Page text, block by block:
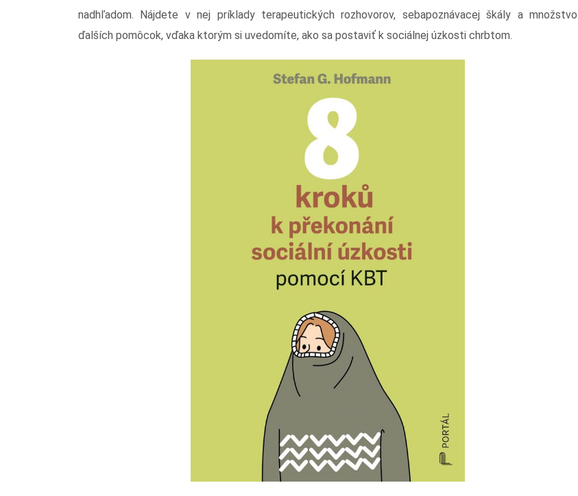
nadhľadom. Nájdete v nej príklady terapeutických rozhovorov, sebapoznávacej škály a množstvo
ďalších pomôcok, vďaka ktorým si uvedomíte, ako sa postaviť k sociálnej úzkosti chrbtom.